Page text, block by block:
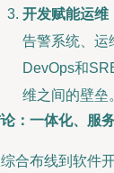
开发赋能运维
告警系统、运
DevOps和
维之间的壁垒
：一体化、服
合布线到软件